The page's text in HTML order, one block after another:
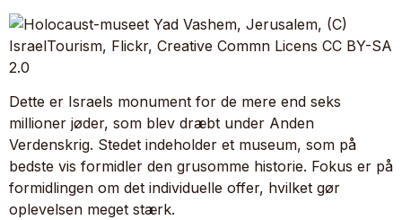
Dette er Israels monument for de mere end seks
millioner jøder, som blev dræbt under Anden
Verdenskrig. Stedet indeholder et museum, som på
bedste vis formidler den grusomme historie. Fokus er på
formidlingen om det individuelle offer, hvilket gør
oplevelsen meget stærk.